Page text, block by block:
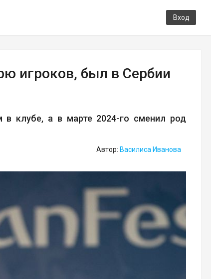
Вход
игроков, был в Сербии
клубе, а в марте 2024-го сменил род
Автор: Василиса Иванова